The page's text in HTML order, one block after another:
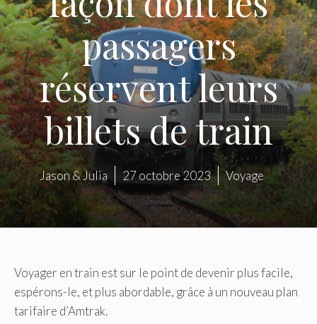
passagers
réservent leurs
billets de train
Jason & Julia 27 octobre 2023 Voyage
Voyager en train est sur le point de devenir plus facile,
espérons-le, et plus abordable, grâce à un nouveau plan
tarifaire d’Amtrak.